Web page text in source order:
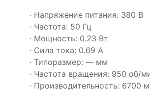
· Напряжение питания: 380 В
· Частота: 50 Гц
· Мощность: 0.23 Вт
· Сила тока: 0.69 А
· Типоразмер: — мм
· Частота вращения: 950 об/
· Производительность: 6700